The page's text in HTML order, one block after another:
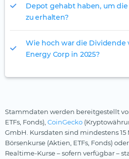
Depot gehabt haben, um
zu erhalten?
Wie hoch war die Dividende
Energy Corp in 2025?
Stammdaten werden bereitgestellt
ETFs, Fonds), CoinGecko
GmbH. Kursdaten sind mindestens
Börsenkurse (Aktien, ETFs, Fonds)
Realtime-Kurse – sofern verfügbar –